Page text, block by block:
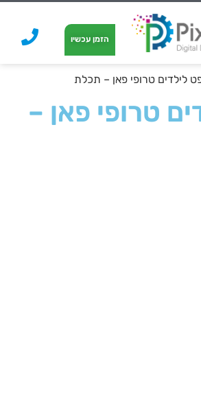
הזמן עכשיו
לילדים טרופי פאן – תכלת
טרופי פאן –